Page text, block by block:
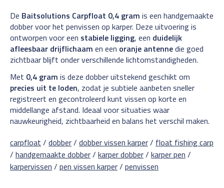
De Baitsolutions Carpfloat 0,4 gram is een handgemaakte
dobber voor het penvissen op karper. Deze uitvoering is
ontworpen voor een stabiele ligging, een duidelijk
afleesbaar drijflichaam en een oranje antennedie goed
zichtbaar blijft onder verschillende lichtomstandigheden.
Met 0,4 gram is deze dobber uitstekend geschikt om
precies uit te loden, zodat je subtiele aanbeten sneller
registreert en gecontroleerd kunt vissen op korte en
middellange afstand. Ideaal voor situaties waar
nauwkeurigheid, zichtbaarheid en balans het verschil maken.
carpfloat / dobber/ dobber vissen karper/ float fishing carp
/ handgemaakte dobber/ karper dobber/ karper pen /
karpervissen / pen vissen karper/ penvissen